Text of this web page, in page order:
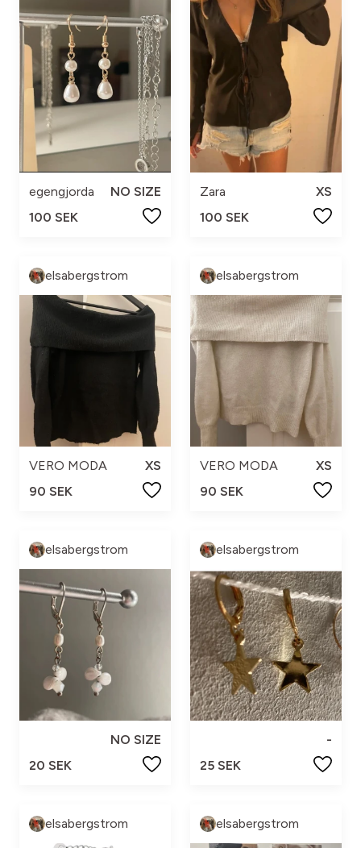
egengjorda
NO SIZE
100 SEK
Zara
XS
100 SEK
elsabergstrom
VERO MODA
XS
90 SEK
elsabergstrom
VERO MODA
XS
90 SEK
elsabergstrom
NO SIZE
20 SEK
elsabergstrom
-
25 SEK
elsabergstrom elsabergstrom